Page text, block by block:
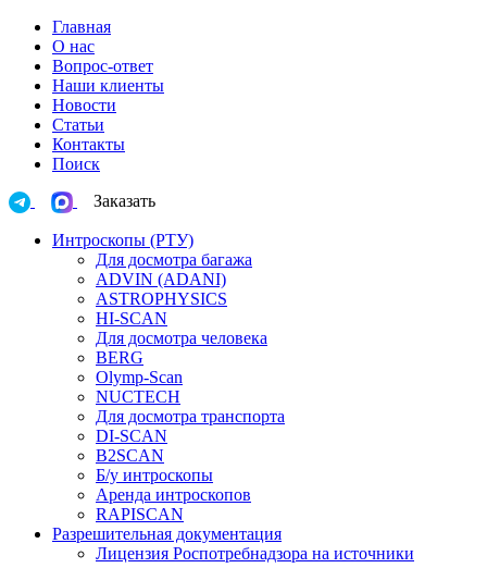
Главная
О нас
Вопрос-ответ
Наши клиенты
Новости
Статьи
Контакты
Поиск
Заказать
Интроскопы (РТУ)
Для досмотра багажа
ADVIN (ADANI)
ASTROPHYSICS
HI-SCAN
Для досмотра человека
BERG
Olymp-Scan
NUCTECH
Для досмотра транспорта
DI-SCAN
B2SCAN
Б/у интроскопы
Аренда интроскопов
RAPISCAN
Разрешительная документация
Лицензия Роспотребнадзора на источники